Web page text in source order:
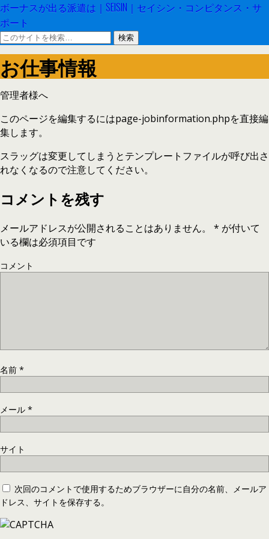
ボーナスが出る派遣は｜SEISIN｜セイシン・コンピタンス・サ
ポート
お仕事情報
管理者様へ
このページを編集するにはpage-jobinformation.phpを直接編
集します。
スラッグは変更してしまうとテンプレートファイルが呼び出さ
れなくなるので注意してください。
コメントを残す
メールアドレスが公開されることはありません。 * が付いて
いる欄は必須項目です
コメント
名前 *
メール *
サイト
次回のコメントで使用するためブラウザーに自分の名前、メールア
ドレス、サイトを保存する。